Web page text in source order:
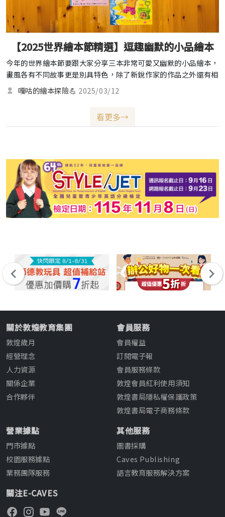
【2025世界繪本節精選】逗趣幽默的小品繪本
今年的世界繪本節要跟大家分享三本非常可愛又幽默的小品繪本，
畫風各有不同故事更是別具特色，除了新銳作家的作品之外還有相
當經典的繪者作品，大家有發現是哪一本嗎？（笑）
嘎咕的繪本探險💪 2025/03/12
看更多→
關於敦煌教育集團
敦煌歲月
經營理念
人力資源
關係企業
合作夥伴
會員服務
會員權益
訂閱電子報
會員服務條款
敦煌會員紅利使用須知
敦煌書局隱私權保護政策
敦煌書局電子商務條款
營業據點
門市據點
校園服務據點
業務團隊服務
其他服務
圖書採購
Caves Publishing
語言教育服務解決方案
關注E-CAVES